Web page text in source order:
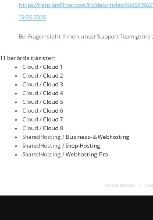
https://help.profihost.com/hc/de/articles/
13-05-2026
Bei Fragen steht Ihnen unser Support-Team
11 berörda tjänster:
Cloud /Cloud 1
Cloud /Cloud 2
Cloud /Cloud 3
Cloud /Cloud 4
Cloud /Cloud 5
Cloud /Cloud 6
Cloud /Cloud 7
Cloud /Cloud 8
SharedHosting / Business- & Webhosting
SharedHosting /Shop-Hosting
SharedHosting /Webhosting Pro
Drivs av Hund.io